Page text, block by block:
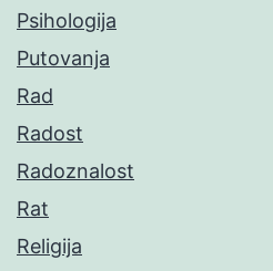
Psihologija
Putovanja
Rad
Radost
Radoznalost
Rat
Religija